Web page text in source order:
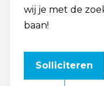
wij je met de
baan!
Solliciteren